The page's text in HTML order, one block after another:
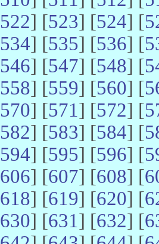
522] [523] [524] [
534] [535] [536] [
546] [547] [548] [
558] [559] [560] [
570] [571] [572] [
582] [583] [584] [
594] [595] [596] [
606] [607] [608] [
618] [619] [620] [
630] [631] [632] [